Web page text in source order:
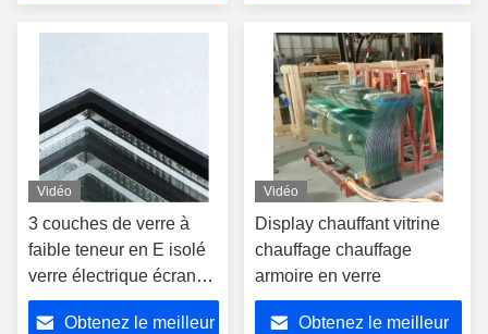
Vidéo
3 couches de verre à
faible teneur en E isolé
verre électrique écran
de glace récipient
congélateur verre
Obtenez le meilleur
Vidéo
Display chauffant vitrine
chauffage chauffage
armoire en verre
Obtenez le meilleur